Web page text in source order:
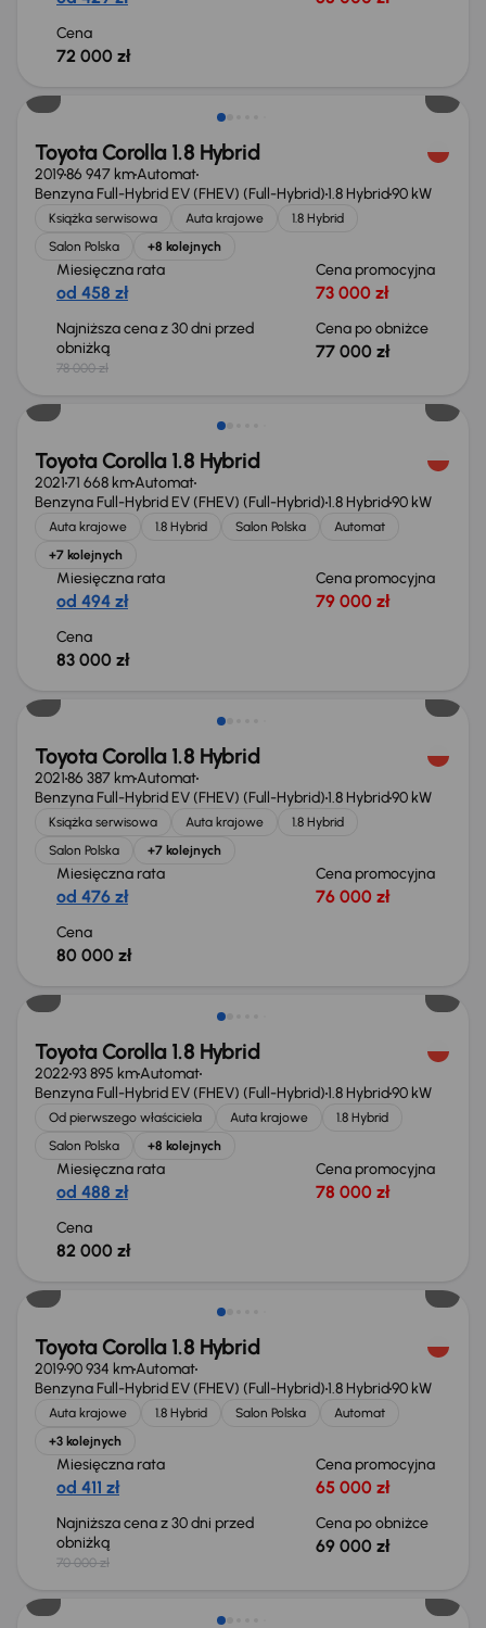
Cena
72 000 zł
Toyota Corolla 1.8 Hybrid
201986 947 kmAutomat
Benzyna Full-Hybrid EV (FHEV) (Full-Hybrid)1.8 Hybrid90 kW
Książka serwisowa Auta krajowe
1.8 Hybrid
Salon Polska
+8 kolejnych
Miesięczna rata
od 458 zł
Cena promocyjna
73 000 zł
Najniższa cena z 30 dni przed
obniżką
78 000 zł
Cena po obniżce
77 000 zł
Toyota Corolla 1.8 Hybrid
202171 668 kmAutomat
Benzyna Full-Hybrid EV (FHEV) (Full-Hybrid)1.8 Hybrid90 kW
Auta krajowe 1.8 Hybrid Salon Polska
Automat
+7 kolejnych
Miesięczna rata
od 494 zł
Cena promocyjna
79 000 zł
Cena
83 000 zł
Świeżo skupione
Toyota Corolla 1.8 Hybrid
202186 387 kmAutomat
Benzyna Full-Hybrid EV (FHEV) (Full-Hybrid)1.8 Hybrid90 kW
Książka serwisowa Auta krajowe
1.8 Hybrid
Salon Polska
+7 kolejnych
Miesięczna rata
od 476 zł
Cena promocyjna
76 000 zł
Cena
80 000 zł
Możliwość odliczenia VAT
Toyota Corolla 1.8 Hybrid
202293 895 kmAutomat
Benzyna Full-Hybrid EV (FHEV) (Full-Hybrid)1.8 Hybrid90 kW
Od pierwszego właściciela Auta krajowe
1.8 Hybrid
Salon Polska
+8 kolejnych
Miesięczna rata
od 488 zł
Cena promocyjna
78 000 zł
Cena
82 000 zł
Taniej o 1 000 zł
Toyota Corolla 1.8 Hybrid
201990 934 kmAutomat
Benzyna Full-Hybrid EV (FHEV) (Full-Hybrid)1.8 Hybrid90 kW
Auta krajowe 1.8 Hybrid Salon Polska
Automat
+3 kolejnych
Miesięczna rata
od 411 zł
Cena promocyjna
65 000 zł
Najniższa cena z 30 dni przed
obniżką
70 000 zł
Cena po obniżce
69 000 zł
Możliwość odliczenia VAT